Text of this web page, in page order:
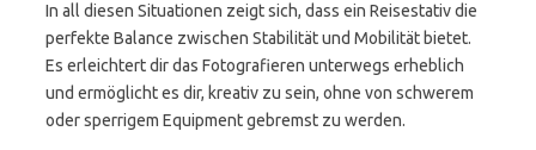
In all diesen Situationen zeigt sich, dass ein Reisestativ die
perfekte Balance zwischen Stabilität und Mobilität bietet.
Es erleichtert dir das Fotografieren unterwegs erheblich
und ermöglicht es dir, kreativ zu sein, ohne von schwerem
oder sperrigem Equipment gebremst zu werden.